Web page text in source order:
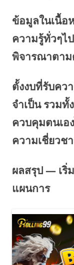
ข้อมูลในเนื้อ
ความรู้ทั่วๆไ
พิจารณาตา
ตั้งงบที่รับคว
จำเป็น รวม
ควบคุมตนเอ
ความเชี่ยวช
ผลสรุป — เริ่
แผนการ